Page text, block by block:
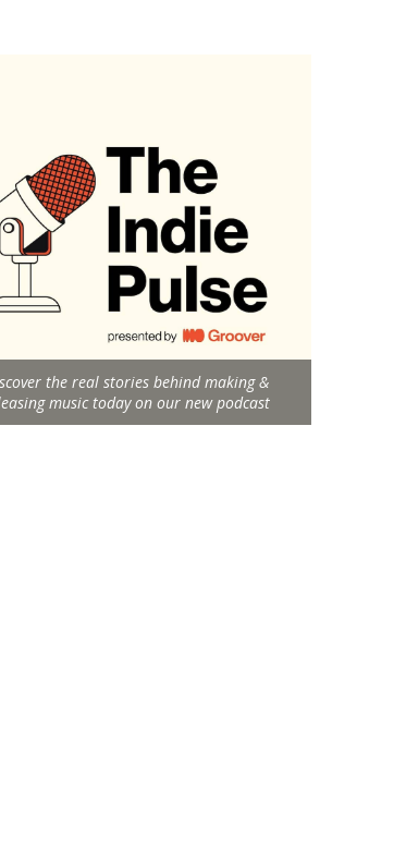
the real stories behind making &
music today on our new podcast